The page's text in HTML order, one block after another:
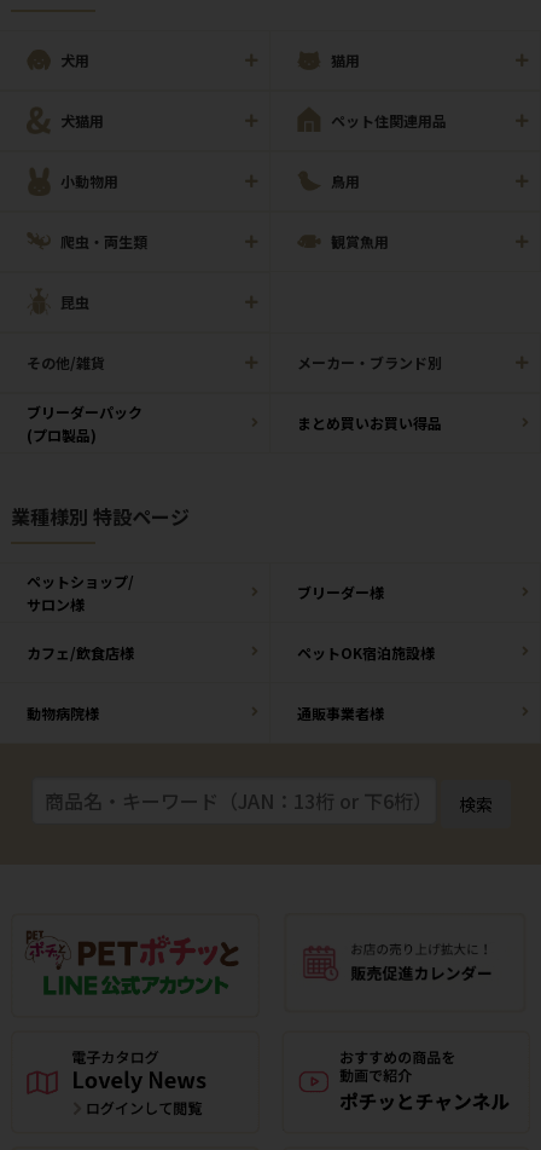
犬用 猫用
犬猫用 ペット住関連用品
小動物用 鳥用
爬虫・両生類 観賞魚用
昆虫
その他/雑貨 メーカー・ブランド別
ブリーダーパック
(プロ製品)
まとめ買いお買い得品
業種様別 特設ページ
ペットショップ/
サロン様
ブリーダー様
カフェ/飲食店様 ペットOK宿泊施設様
動物病院様 通販事業者様
検索